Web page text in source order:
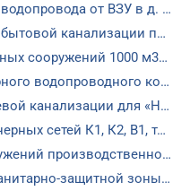
Проектирование сетей водопровода от ВЗУ в д. Юдино до д. Крюково (1,2км), Московская область, Одинцовский район
Проектирование сетей бытовой канализации протяжённостью 11 км от КНС д. Аксаково до реконструируемых ОС в д. Марфино, Московская область, Дмитровский район
Проектирование очистных сооружений 1000 м3/сут
Проектирование напорного водопроводного коллектора 1,2 км для ТЦ «Globus», Московская область, Одинцовский район, д. Крюково
Проектирование ливневой канализации для «Немецкий инженерный центр», г. Москва
Проектирование инженерных сетей К1, К2, В1, теплотрассы для торгового центра «ФУД СИТИ» (стадия эксплуатации)
Проект очистных сооружений производственного стока для ЗАО «Брянский камвольный комбинат»
Проект обоснования санитарно-защитной зоны ТЦ «МЭТР»